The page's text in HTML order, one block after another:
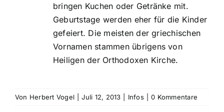
bringen Kuchen oder Getränke mit.
Geburtstage werden eher für die Kinder
gefeiert. Die meisten der griechischen
Vornamen stammen übrigens von
Heiligen der Orthodoxen Kirche.
Von Herbert Vogel Juli 12, 2013 Infos 0 Kommentare